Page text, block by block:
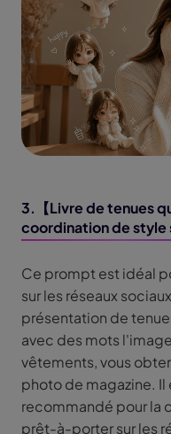
3.【Livre de tenues
coordination de
Ce prompt est idéal
sur les réseaux
présentation de
avec des mots
vêtements, vous
photo de magazine.
recommandé pour la
prêt-à-porter sur les